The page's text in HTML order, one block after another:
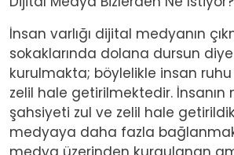
İnsan varlığı dijital medyanın
sokaklarında dolana dursun
kurulmakta; böylelikle insan
zelil hale getirilmektedir. İnsanın
şahsiyeti zul ve zelil hale
medyaya daha fazla